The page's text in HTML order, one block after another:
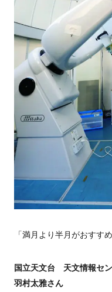
「満月より半月がおすす
国立天文台 天文情報セ
羽村太雅さん